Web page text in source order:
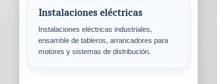
Instalaciones eléctricas
Instalaciones eléctricas industriales,
ensamble de tableros, arrancadores para
motores y sistemas de distribución.